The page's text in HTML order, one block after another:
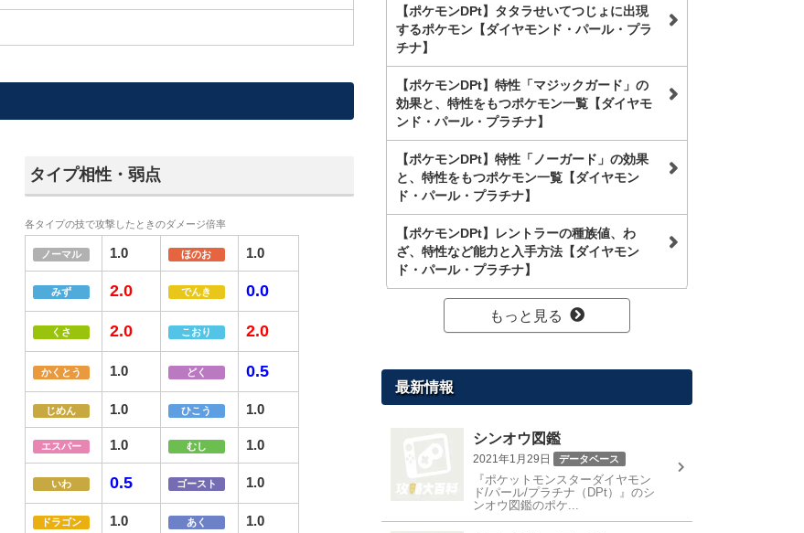
タイプ相性・弱点
各タイプの技で攻撃したときのダメージ倍率
ノーマル 1.0 ほのお 1.0
みず 2.0 でんき 0.0
くさ 2.0 こおり 2.0
かくとう 1.0 どく 0.5
じめん 1.0 ひこう 1.0
エスパー 1.0 むし 1.0
いわ 0.5 ゴースト 1.0
ドラゴン 1.0 あく 1.0
【ポケモンDPt】タタラせいてつじょに出現
するポケモン【ダイヤモンド・パール・プラ
チナ】
【ポケモンDPt】特性「マジックガード」の
効果と、特性をもつポケモン一覧【ダイヤモ
ンド・パール・プラチナ】
【ポケモンDPt】特性「ノーガード」の効果
と、特性をもつポケモン一覧【ダイヤモン
ド・パール・プラチナ】
【ポケモンDPt】レントラーの種族値、わ
ざ、特性など能力と入手方法【ダイヤモン
ド・パール・プラチナ】
もっと見る
最新情報
シンオウ図鑑
2021年1月29日 データベース
『ポケットモンスターダイヤモン
ド/パール/プラチナ（DPt）』のシ
ンオウ図鑑のポケ...